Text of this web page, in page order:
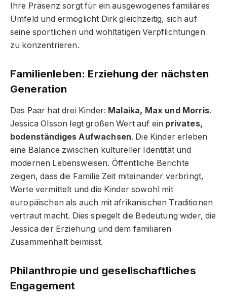
Ihre Präsenz sorgt für ein ausgewogenes familiäres
Umfeld und ermöglicht Dirk gleichzeitig, sich auf
seine sportlichen und wohltätigen Verpflichtungen
zu konzentrieren.
Familienleben: Erziehung der nächsten
Generation
Das Paar hat drei Kinder: Malaika, Max und Morris.
Jessica Olsson legt großen Wert auf ein privates,
bodenständiges Aufwachsen. Die Kinder erleben
eine Balance zwischen kultureller Identität und
modernen Lebensweisen. Öffentliche Berichte
zeigen, dass die Familie Zeit miteinander verbringt,
Werte vermittelt und die Kinder sowohl mit
europäischen als auch mit afrikanischen Traditionen
vertraut macht. Dies spiegelt die Bedeutung wider, die
Jessica der Erziehung und dem familiären
Zusammenhalt beimisst.
Philanthropie und gesellschaftliches
Engagement